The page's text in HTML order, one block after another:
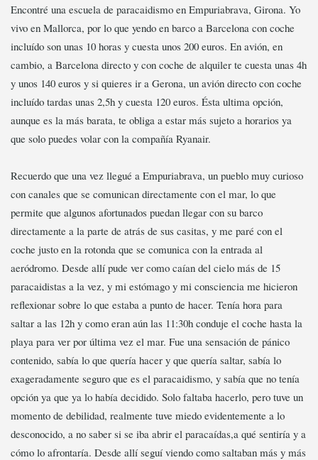
Encontré una escuela de paracaidismo en Empuriabrava, Girona. Yo
vivo en Mallorca, por lo que yendo en barco a Barcelona con coche
incluído son unas 10 horas y cuesta unos 200 euros. En avión, en
cambio, a Barcelona directo y con coche de alquiler te cuesta unas 4h
y unos 140 euros y si quieres ir a Gerona, un avión directo con coche
incluído tardas unas 2,5h y cuesta 120 euros. Ésta ultima opción,
aunque es la más barata, te obliga a estar más sujeto a horarios ya
que solo puedes volar con la compañía Ryanair.
Recuerdo que una vez llegué a Empuriabrava, un pueblo muy curioso
con canales que se comunican directamente con el mar, lo que
permite que algunos afortunados puedan llegar con su barco
directamente a la parte de atrás de sus casitas, y me paré con el
coche justo en la rotonda que se comunica con la entrada al
aeródromo. Desde allí pude ver como caían del cielo más de 15
paracaidistas a la vez, y mi estómago y mi consciencia me hicieron
reflexionar sobre lo que estaba a punto de hacer. Tenía hora para
saltar a las 12h y como eran aún las 11:30h conduje el coche hasta la
playa para ver por última vez el mar. Fue una sensación de pánico
contenido, sabía lo que quería hacer y que quería saltar, sabía lo
exageradamente seguro que es el paracaidismo, y sabía que no tenía
opción ya que ya lo había decidido. Solo faltaba hacerlo, pero tuve un
momento de debilidad, realmente tuve miedo evidentemente a lo
desconocido, a no saber si se iba abrir el paracaídas,a qué sentiría y a
cómo lo afrontaría. Desde allí seguí viendo como saltaban más y más